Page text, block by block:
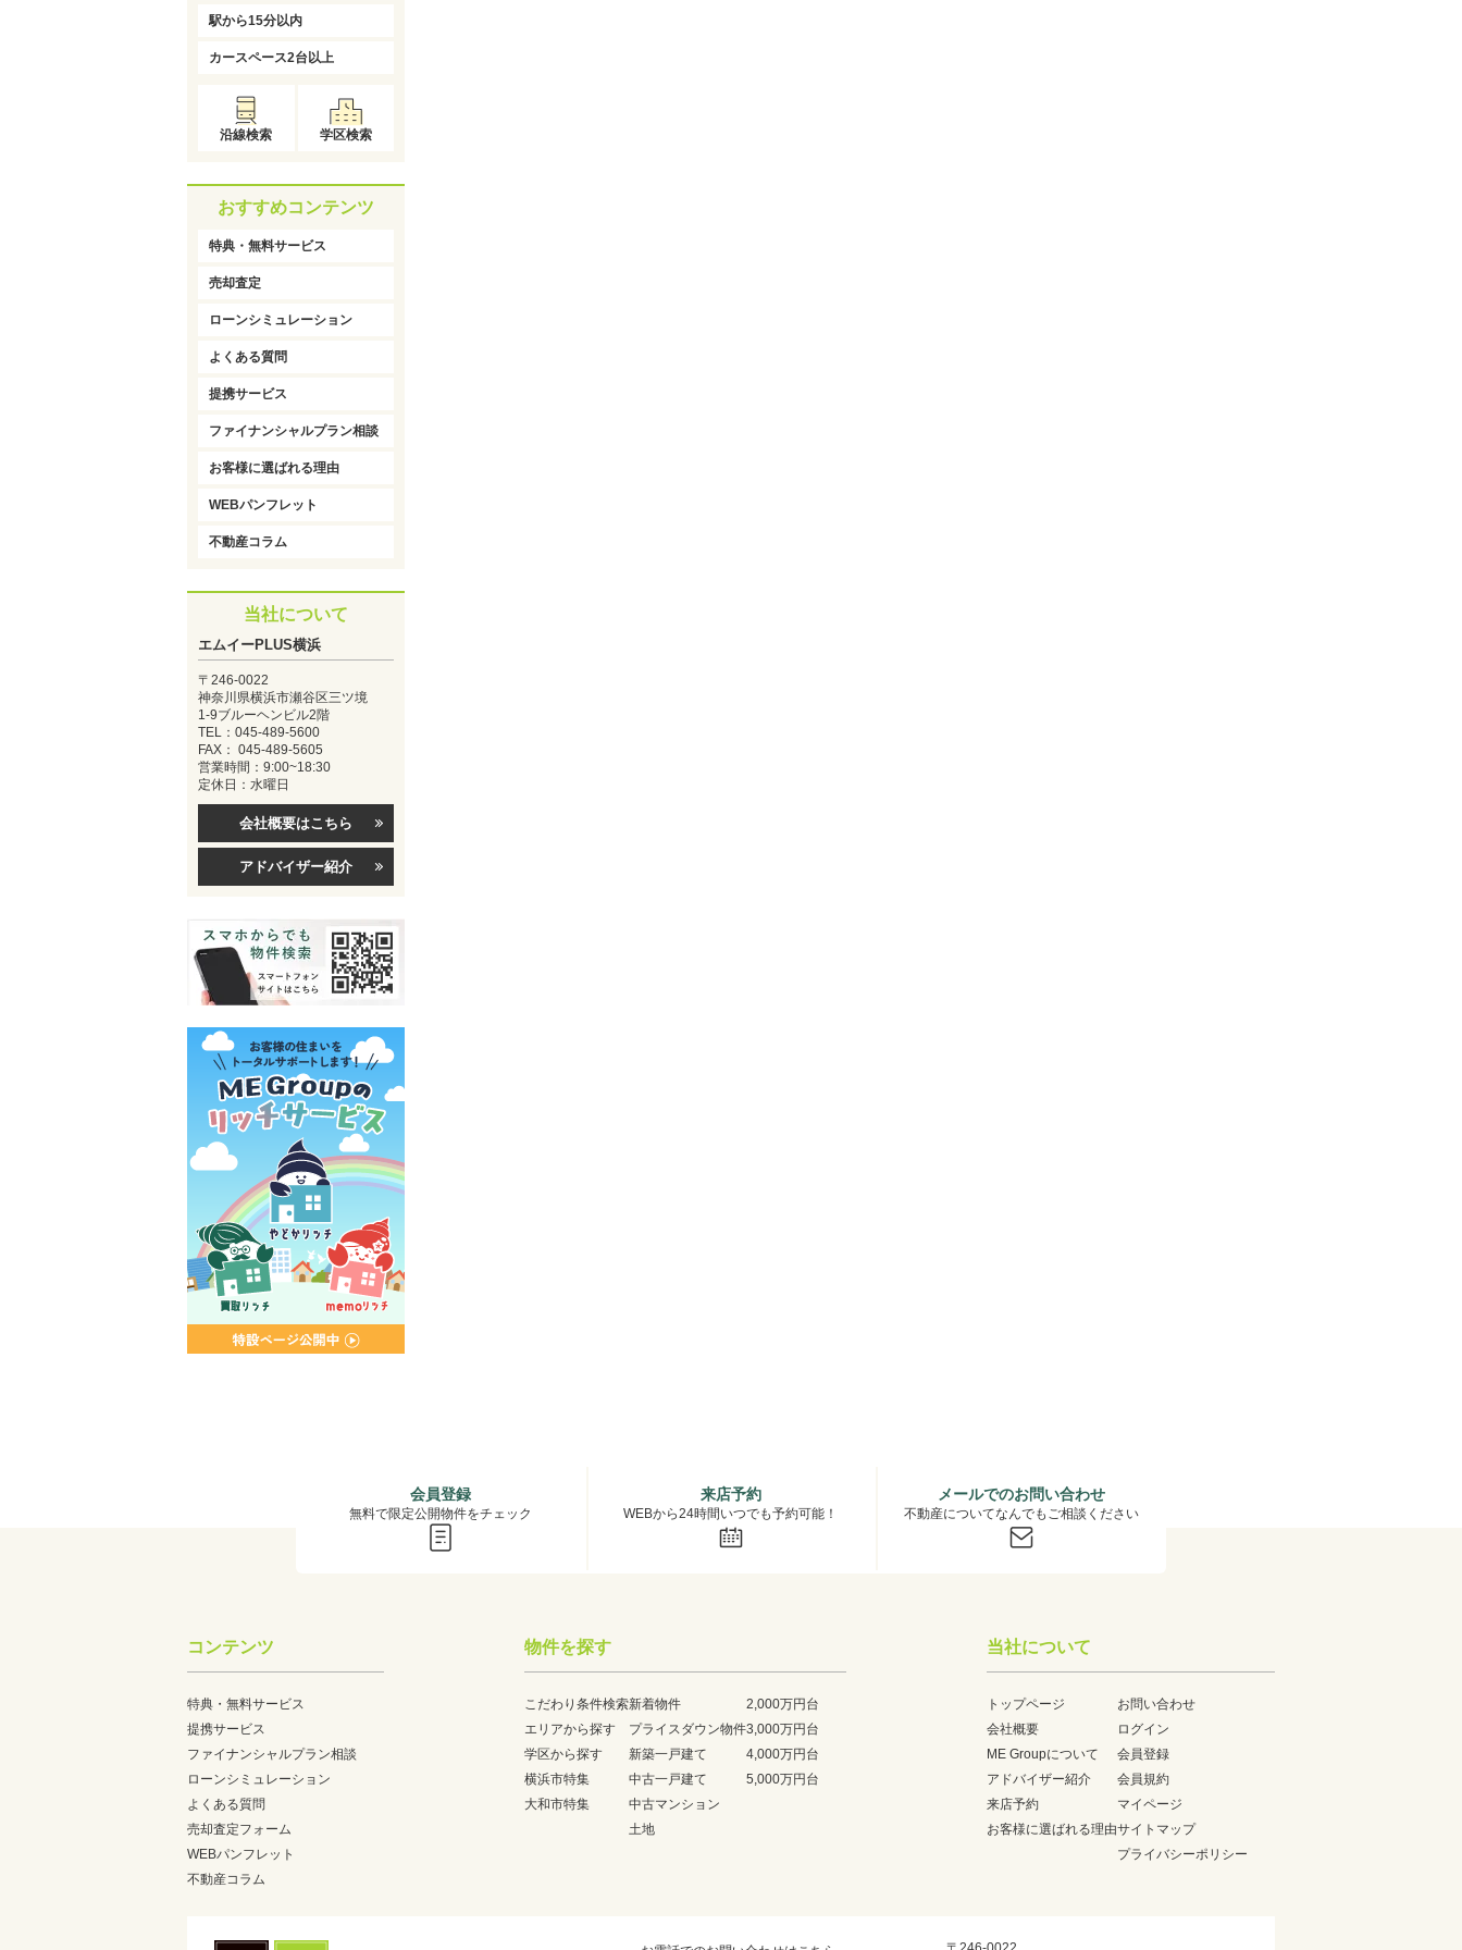
駅から15分以内
カースペース2台以上
沿線検索 学区検索
おすすめコンテンツ
特典・無料サービス
売却査定
ローンシミュレーション
よくある質問
提携サービス
ファイナンシャルプラン相談
お客様に選ばれる理由
WEBパンフレット
不動産コラム
当社について
エムイーPLUS横浜
〒246-0022
神奈川県横浜市瀬谷区三ツ境
1-9ブルーヘンビル2階
TEL：045-489-5600
FAX： 045-489-5605
営業時間：9:00~18:30
定休日：水曜日
会社概要はこちら
アドバイザー紹介
会員登録
無料で限定公開物件をチェック
来店予約
WEBから24時間いつでも予約可能！
メールでのお問い合わせ
不動産についてなんでもご相談ください
コンテンツ
特典・無料サービス
提携サービス
ファイナンシャルプラン相談
ローンシミュレーション
よくある質問
売却査定フォーム
WEBパンフレット
不動産コラム
物件を探す
こだわり条件検索
エリアから探す
学区から探す
横浜市特集
大和市特集
新着物件
プライスダウン物件
新築一戸建て
中古一戸建て
中古マンション
土地
2,000万円台
3,000万円台
4,000万円台
5,000万円台
当社について
トップページ
会社概要
ME Groupについて
アドバイザー紹介
来店予約
お客様に選ばれる理由
お問い合わせ
ログイン
会員登録
会員規約
マイページ
サイトマップ
プライバシーポリシー